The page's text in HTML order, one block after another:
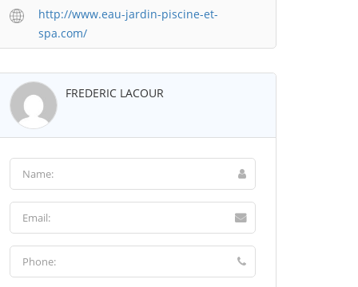
http://www.eau-jardin-piscine-et-
spa.com/
FREDERIC LACOUR